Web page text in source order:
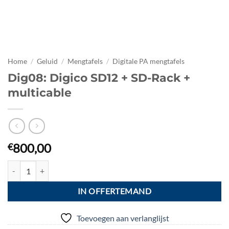
Home / Geluid / Mengtafels / Digitale PA mengtafels
Dig08: Digico SD12 + SD-Rack +
multicable
€800,00
IN OFFERTEMAND
Toevoegen aan verlanglijst